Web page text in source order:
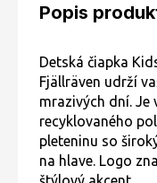
Popis
Detská čiapka
Fjällräven udrží
mrazivých dní. Je
recyklovaného
pleteninu so
na hlave. Logo